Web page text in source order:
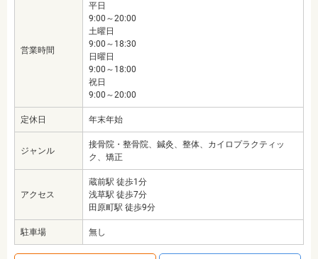
営業時間
平日
9:00～20:00
土曜日
9:00～18:30
日曜日
9:00～18:00
祝日
9:00～20:00
定休日 年末年始
ジャンル
接骨院・整骨院、鍼灸、整体、カイロプラクティッ
ク、矯正
アクセス
蔵前駅 徒歩1分
浅草駅 徒歩7分
田原町駅 徒歩9分
駐車場 無し